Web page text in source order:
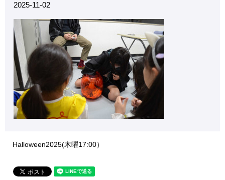
2025-11-02
Halloween2025(木曜17:00）